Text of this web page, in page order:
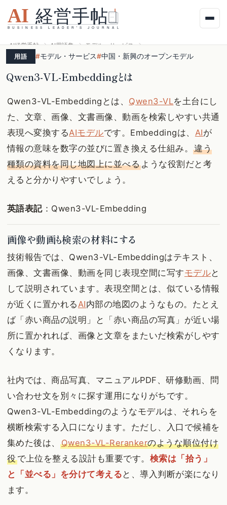
AI経営手帖 AI用語集
モデル・サービス
中国・新興のオープンモデル
用語 #モデル・サービス#中国・新興のオープンモデル
Qwen3-VL-Embeddingとは
Qwen3-VL-Embeddingとは、 Qwen3-VLを土台にし
た、文章、画像、文書画像、動画を検索しやすい共通
表現へ変換するAIモデルです。Embeddingは、 AIが
情報の意味を数字の並びに置き換える仕組み。違う
種類の資料を同じ地図上に並べるような役割だと考
えると分かりやすいでしょう。
英語表記：Qwen3-VL-Embedding
画像や動画も検索の材料にする
技術報告では、Qwen3-VL-Embeddingはテキスト、
画像、文書画像、動画を同じ表現空間に写すモデルと
して説明されています。表現空間とは、似ている情報
が近くに置かれる AI内部の地図のようなもの。たとえ
ば「赤い商品の説明」と「赤い商品の写真」が近い場
所に置かれれば、画像と文章をまたいだ検索がしやす
くなります。
社内では、商品写真、マニュアルPDF、研修動画、問
い合わせ文を別々に探す運用になりがちです。
Qwen3-VL-Embeddingのようなモデルは、それらを
横断検索する入口になります。ただし、入口で候補を
集めた後は、 Qwen3-VL-Rerankerのような順位付け
役で上位を整える設計も重要です。 検索は「拾う」
と「並べる」を分けて考える と、導入判断が楽になり
ます。